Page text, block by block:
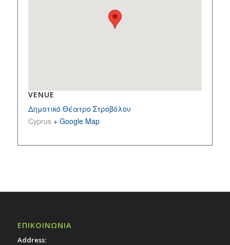
VENUE
Δημοτικό Θέατρο Στροβόλου
Cyprus + Google Map
ΕΠΙΚΟΙΝΩΝΙΑ
Address: